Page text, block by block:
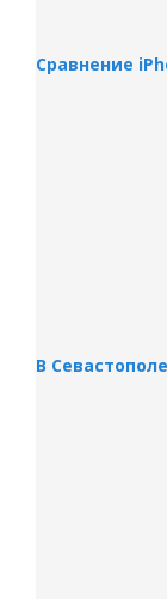
Сравнение
В